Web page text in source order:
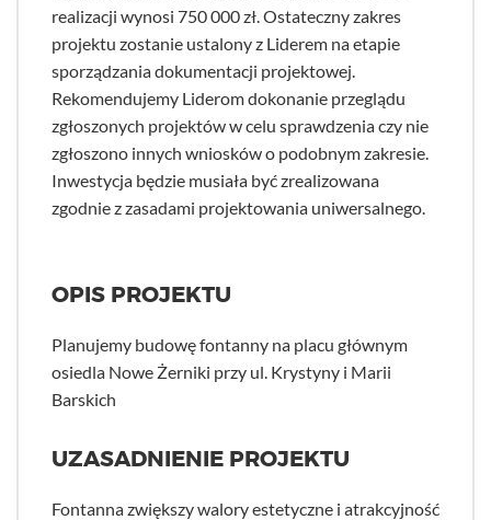
realizacji wynosi 750 000 zł. Ostateczny zakres
projektu zostanie ustalony z Liderem na etapie
sporządzania dokumentacji projektowej.
Rekomendujemy Liderom dokonanie przeglądu
zgłoszonych projektów w celu sprawdzenia czy nie
zgłoszono innych wniosków o podobnym zakresie.
Inwestycja będzie musiała być zrealizowana
zgodnie z zasadami projektowania uniwersalnego.
OPIS PROJEKTU
Planujemy budowę fontanny na placu głównym
osiedla Nowe Żerniki przy ul. Krystyny i Marii
Barskich
UZASADNIENIE PROJEKTU
Fontanna zwiększy walory estetyczne i atrakcyjność